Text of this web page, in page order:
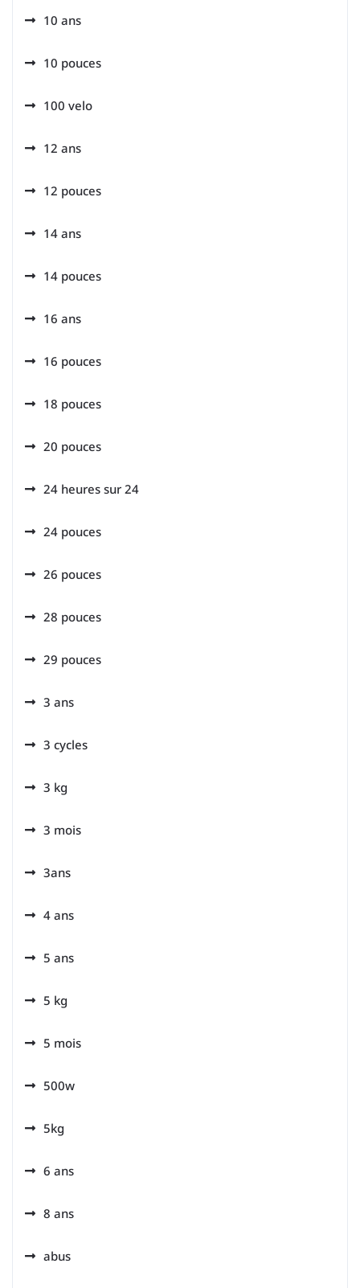
10 ans
10 pouces
100 velo
12 ans
12 pouces
14 ans
14 pouces
16 ans
16 pouces
18 pouces
20 pouces
24 heures sur 24
24 pouces
26 pouces
28 pouces
29 pouces
3 ans
3 cycles
3 kg
3 mois
3ans
4 ans
5 ans
5 kg
5 mois
500w
5kg
6 ans
8 ans
abus